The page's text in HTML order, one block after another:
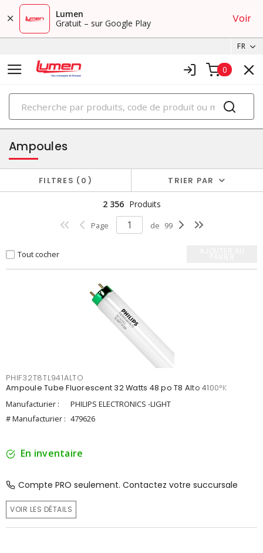
Lumen
Gratuit – sur Google Play
Voir
FR
0
PRODUITS
éclairage
Ampoules
FILTRES 0 TRIER PAR
2 356 Produits
Page de 99
Tout cocher
PHIF32T8TL941ALTO
Ampoule Tube Fluorescent 32 Watts 48 po T8 Alto 4100°K
Manufacturier :
PHILIPS ELECTRONICS -LIGHT
# Manufacturier : 479626
En inventaire
Compte PRO seulement. Contactez votre succursale
VOIR LES DÉTAILS